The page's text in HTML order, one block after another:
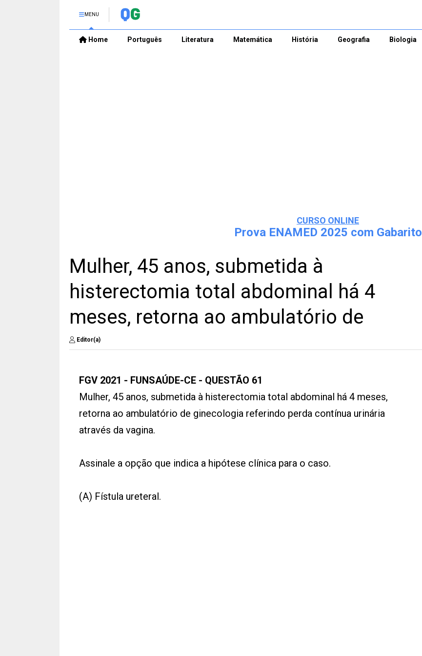
MENU
Home Português Literatura Matemática História Geografia Biologia
CURSO ONLINE
Prova ENAMED 2025 com Gabarito
Mulher, 45 anos, submetida à
histerectomia total abdominal há 4
meses, retorna ao ambulatório de
Editor(a)
FGV 2021 - FUNSAÚDE-CE - QUESTÃO 61
Mulher, 45 anos, submetida à histerectomia total abdominal há 4 meses,
retorna ao ambulatório de ginecologia referindo perda contínua urinária
através da vagina.
Assinale a opção que indica a hipótese clínica para o caso.
(A) Fístula ureteral.